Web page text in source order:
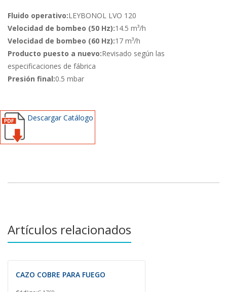
Fluido operativo:LEYBONOL LVO 120
Velocidad de bombeo (50 Hz):14.5 m³/h
Velocidad de bombeo (60 Hz):17 m³/h
Producto puesto a nuevo:Revisado según las
especificaciones de fábrica
Presión final:0.5 mbar
Descargar Catálogo
Artículos relacionados
CAZO COBRE PARA FUEGO